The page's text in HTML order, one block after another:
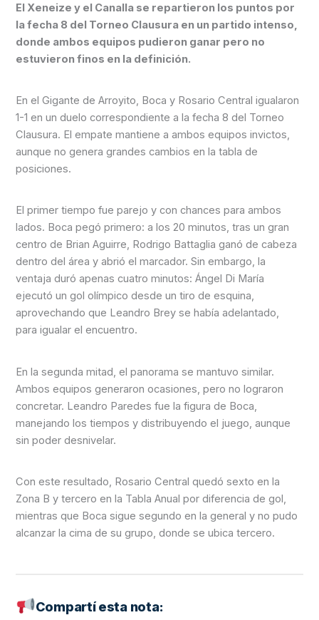
El Xeneize y el Canalla se repartieron los puntos por
la fecha 8 del Torneo Clausura en un partido intenso,
donde ambos equipos pudieron ganar pero no
estuvieron finos en la definición.
En el Gigante de Arroyito, Boca y Rosario Central igualaron
1-1 en un duelo correspondiente a la fecha 8 del Torneo
Clausura. El empate mantiene a ambos equipos invictos,
aunque no genera grandes cambios en la tabla de
posiciones.
El primer tiempo fue parejo y con chances para ambos
lados. Boca pegó primero: a los 20 minutos, tras un gran
centro de Brian Aguirre, Rodrigo Battaglia ganó de cabeza
dentro del área y abrió el marcador. Sin embargo, la
ventaja duró apenas cuatro minutos: Ángel Di María
ejecutó un gol olímpico desde un tiro de esquina,
aprovechando que Leandro Brey se había adelantado,
para igualar el encuentro.
En la segunda mitad, el panorama se mantuvo similar.
Ambos equipos generaron ocasiones, pero no lograron
concretar. Leandro Paredes fue la figura de Boca,
manejando los tiempos y distribuyendo el juego, aunque
sin poder desnivelar.
Con este resultado, Rosario Central quedó sexto en la
Zona B y tercero en la Tabla Anual por diferencia de gol,
mientras que Boca sigue segundo en la general y no pudo
alcanzar la cima de su grupo, donde se ubica tercero.
Compartí esta nota: